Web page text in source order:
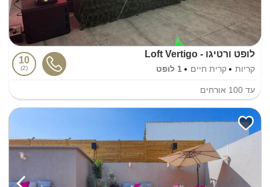
לופט ורטיגו - Loft Vertigo
קריות קרית חיים 1 לופט
10
2
עד 100 אורחים